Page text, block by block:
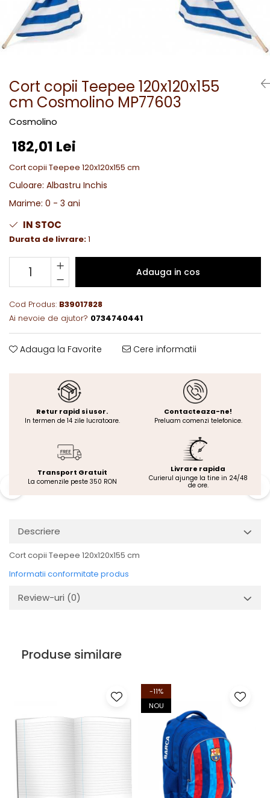
Cort copii Teepee 120x120x155
cm Cosmolino MP77603
Cosmolino
182,01 Lei
Cort copii Teepee 120x120x155 cm
Culoare: Albastru Inchis
Marime: 0 - 3 ani
IN STOC
Durata de livrare:1
Adauga in cos
Cod Produs: B39017828
Ai nevoie de ajutor? 0734740441
Adauga la Favorite Cere informatii
Retur rapid si usor.
In termen de 14 zile lucratoare.
Contacteaza-ne!
Preluam comenzi telefonice.
Transport Gratuit
La comenzile peste 350 RON
Livrare rapida
Curierul ajunge la tine in 24/48
de ore.
Descriere
Cort copii Teepee 120x120x155 cm
Informatii conformitate produs
Review-uri (0)
Produse similare
-11%
NOU